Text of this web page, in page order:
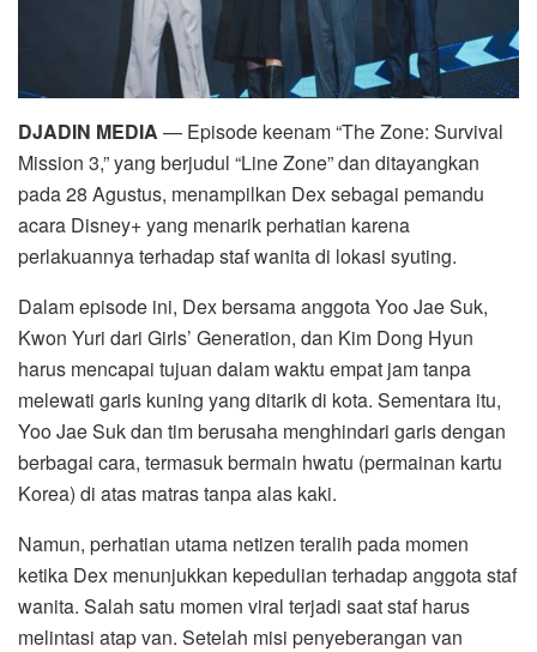
DJADIN MEDIA — Episode keenam “The Zone: Survival
Mission 3,” yang berjudul “Line Zone” dan ditayangkan
pada 28 Agustus, menampilkan Dex sebagai pemandu
acara Disney+ yang menarik perhatian karena
perlakuannya terhadap staf wanita di lokasi syuting.
Dalam episode ini, Dex bersama anggota Yoo Jae Suk,
Kwon Yuri dari Girls’ Generation, dan Kim Dong Hyun
harus mencapai tujuan dalam waktu empat jam tanpa
melewati garis kuning yang ditarik di kota. Sementara itu,
Yoo Jae Suk dan tim berusaha menghindari garis dengan
berbagai cara, termasuk bermain hwatu (permainan kartu
Korea) di atas matras tanpa alas kaki.
Namun, perhatian utama netizen teralih pada momen
ketika Dex menunjukkan kepedulian terhadap anggota staf
wanita. Salah satu momen viral terjadi saat staf harus
melintasi atap van. Setelah misi penyeberangan van